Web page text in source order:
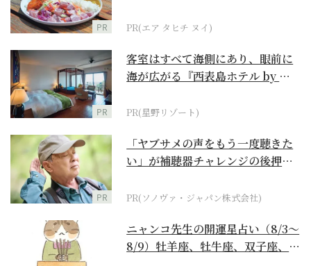
PR PR(エア タヒチ ヌイ)
PR
客室はすべて海側にあり、眼前に
海が広がる『西表島ホテル by 星
PR(星野リゾート)
PR
「ヤブサメの声をもう一度聴きた
い」が補聴器チャレンジの後押し
PR(ソノヴァ・ジャパン株式会社)
ニャンコ先生の開運星占い（8/3～
8/9）牡羊座、牡牛座、双子座、蟹